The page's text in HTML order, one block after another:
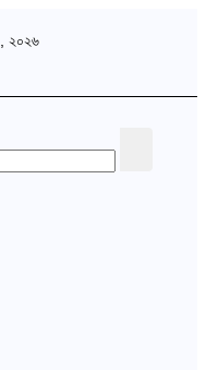
২০২৬
24